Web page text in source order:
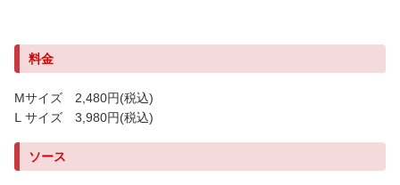
料金
Mサイズ 2,480円(税込)
Ⅼ サイズ 3,980円(税込)
ソース